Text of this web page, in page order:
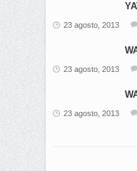
23 agosto, 2013
23 agosto, 2013
23 agosto, 2013